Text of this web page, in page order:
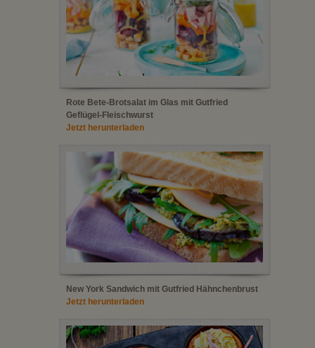
Rote Bete-Brotsalat im Glas mit Gutfried
Geflügel-Fleischwurst
Jetzt herunterladen
New York Sandwich mit Gutfried Hähnchenbrust
Jetzt herunterladen